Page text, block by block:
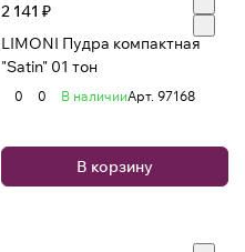
2 141 ₽
LIMONI Пудра компактная
"Satin" 01 тон
0 0 В наличииАрт. 97168
В корзину